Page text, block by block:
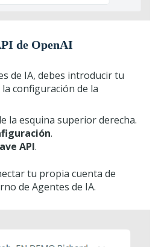
de OpenAI
de IA, debes introducir tu
configuración de la
la esquina superior derecha.
.
API.
tu propia cuenta de
de Agentes de IA.